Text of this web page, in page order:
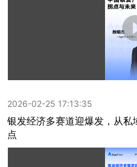
2026-02-25 17:13:35
银发经济多赛道迎爆发，从
点